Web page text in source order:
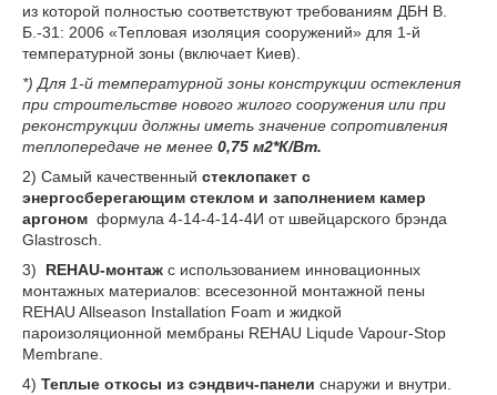
из которой полностью соответствуют требованиям ДБН В.
Б.-31: 2006 «Тепловая изоляция сооружений» для 1-й
температурной зоны (включает Киев).
*) Для 1-й температурной зоны конструкции остекления
при строительстве нового жилого сооружения или при
реконструкции должны иметь значение сопротивления
теплопередаче не менее 0,75 м2*К/Вт.
2) Самый качественный стеклопакет с
энергосберегающим стеклом и заполнением камер
аргоном формула 4-14-4-14-4И от швейцарского брэнда
Glastrosch.
3) REHAU-монтаж с использованием инновационных
монтажных материалов: всесезонной монтажной пены
REHAU Allseason Installation Foam и жидкой
пароизоляционной мембраны REHAU Liqude Vapour-Stop
Membrane.
4) Теплые откосы из сэндвич-панели снаружи и внутри.